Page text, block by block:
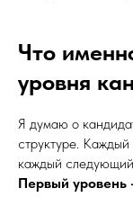
Что
уровня
Я думаю о
структуре.
каждый
Первый уровень